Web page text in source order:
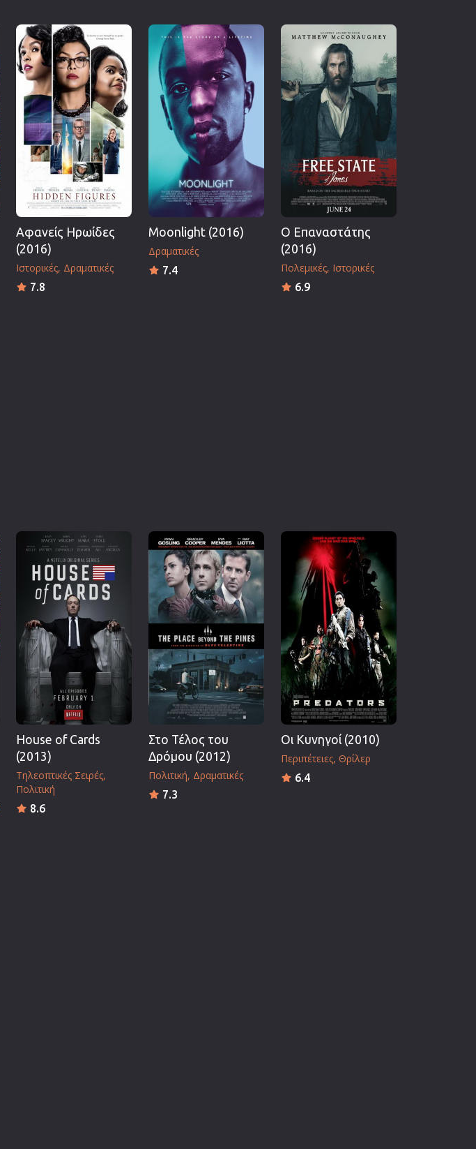
Αφανείς Ηρωίδες
(2016)
Ιστορικές Δραματικές
7.8
Moonlight (2016)
Δραματικές
7.4
Ο Επαναστάτης
(2016)
Πολεμικές Ιστορικές
6.9
House of Cards
(2013)
Τηλεοπτικές Σειρές
Πολιτική
8.6
Στο Τέλος του
Δρόμου (2012)
Πολιτική Δραματικές
7.3
Οι Κυνηγοί (2010)
Περιπέτειες Θρίλερ
6.4